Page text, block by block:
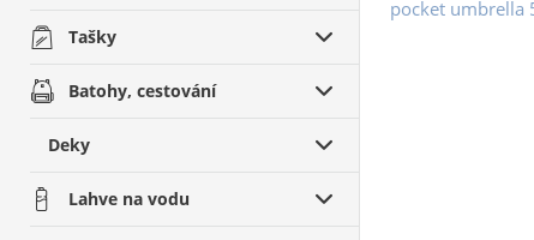
Tašky
Batohy, cestování
Deky
Lahve na vodu